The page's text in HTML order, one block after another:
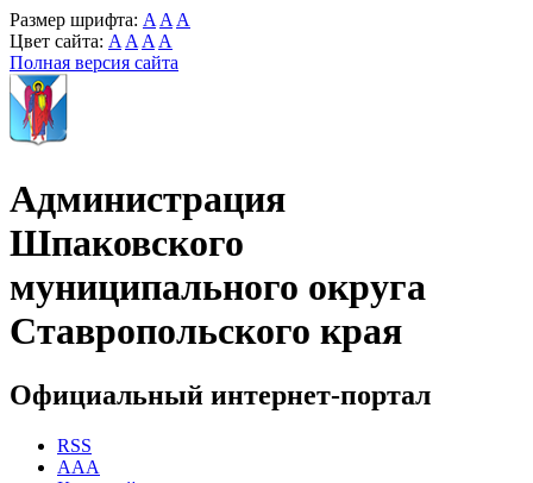
Размер шрифта: A A A
Цвет сайта: A A A A
Полная версия сайта
Администрация
Шпаковского
муниципального округа
Ставропольского края
Официальный интернет-портал
RSS
AAA